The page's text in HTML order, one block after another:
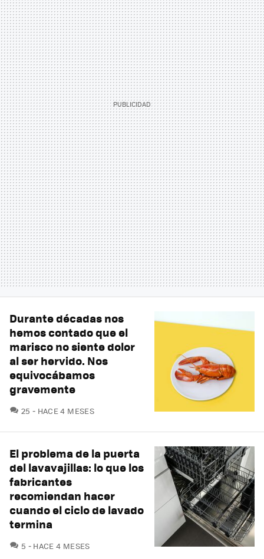
Durante décadas nos
hemos contado que el
marisco no siente dolor
al ser hervido. Nos
equivocábamos
gravemente
25 COMENTARIOS
HACE 4 MESES
El problema de la puerta
del lavavajillas: lo que los
fabricantes
recomiendan hacer
cuando el ciclo de lavado
termina
5 COMENTARIOS
HACE 4 MESES